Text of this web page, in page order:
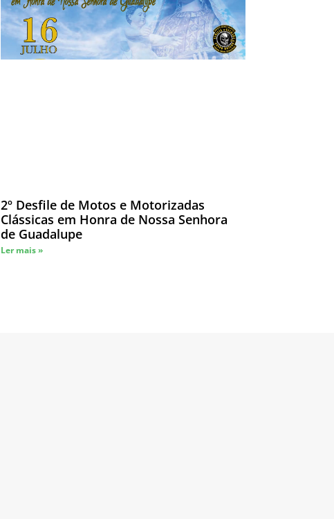
2º Desfile de Motos e Motorizadas
Clássicas em Honra de Nossa Senhora
de Guadalupe
Ler mais »